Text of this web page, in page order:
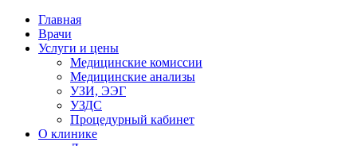
Главная
Врачи
Услуги и цены
Медицинские комиссии
Медицинские анализы
УЗИ, ЭЭГ
УЗДС
Процедурный кабинет
О клинике